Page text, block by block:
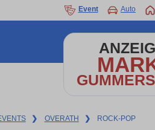
Event Auto
❯ OVERATH ❯ ROCK-POP